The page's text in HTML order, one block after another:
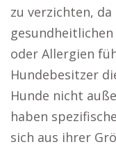
zu verzichten,
oder Allergien
Hundebesitzer
Hunde nicht
haben
sich aus ihrer